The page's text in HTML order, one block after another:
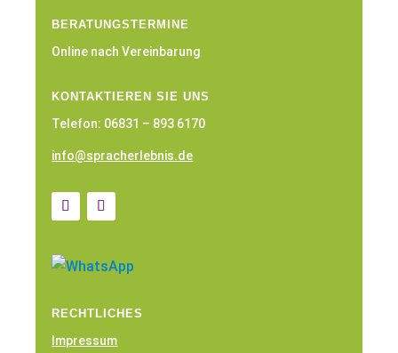
BERATUNGSTERMINE
Online nach Vereinbarung
KONTAKTIEREN SIE UNS
Telefon: 06831 – 893 6170
info@spracherlebnis.de
RECHTLICHES
Impressum